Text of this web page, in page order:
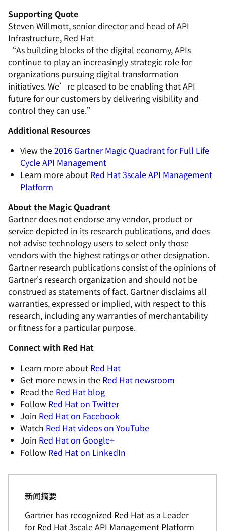
Supporting Quote
Steven Willmott, senior director and head of API
Infrastructure, Red Hat
“As building blocks of the digital economy, APIs
continue to play an increasingly strategic role for
organizations pursuing digital transformation
initiatives. We’re pleased to be enabling that API
future for our customers by delivering visibility and
control they can use.”
Additional Resources
View the2016 Gartner Magic Quadrant for Full Life
Cycle API Management
Learn more about Red Hat 3scale API Management
Platform
About the Magic Quadrant
Gartner does not endorse any vendor, product or
service depicted in its research publications, and does
not advise technology users to select only those
vendors with the highest ratings or other designation.
Gartner research publications consist of the opinions of
Gartner's research organization and should not be
construed as statements of fact. Gartner disclaims all
warranties, expressed or implied, with respect to this
research, including any warranties of merchantability
or fitness for a particular purpose.
Connect with Red Hat
Learn more about Red Hat
Get more news in the Red Hat newsroom
Read the Red Hat blog
Follow Red Hat on Twitter
Join Red Hat on Facebook
Watch Red Hat videos on YouTube
Join Red Hat on Google+
Follow Red Hat on LinkedIn
新闻摘要
Gartner has recognized Red Hat as a Leader
for Red Hat 3scale API Management Platform